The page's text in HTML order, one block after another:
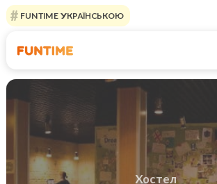
FUNTIME УКРАЇНСЬКОЮ
Хостел